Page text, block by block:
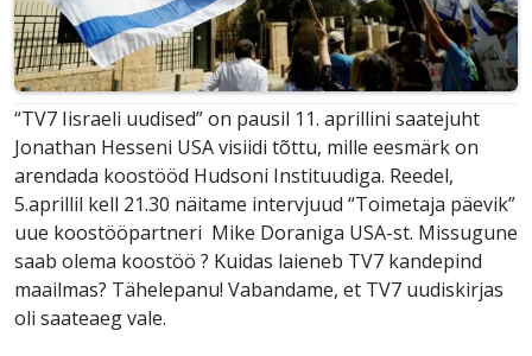
“TV7 Iisraeli uudised” on pausil 11. aprillini saatejuht
Jonathan Hesseni USA visiidi tõttu, mille eesmärk on
arendada koostööd Hudsoni Instituudiga. Reedel,
5.aprillil kell 21.30 näitame intervjuud “Toimetaja päevik”
uue koostööpartneri Mike Doraniga USA-st. Missugune
saab olema koostöö ? Kuidas laieneb TV7 kandepind
maailmas? Tähelepanu! Vabandame, et TV7 uudiskirjas
oli saateaeg vale.